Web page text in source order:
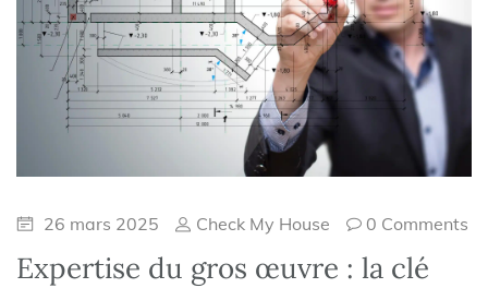
26 mars 2025 Check My House 0 Comments
Expertise du gros œuvre : la clé